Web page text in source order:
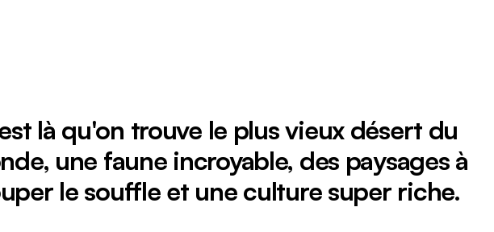
là qu'on trouve le plus vieux désert du
une faune incroyable, des paysages à
le souffle et une culture super riche.